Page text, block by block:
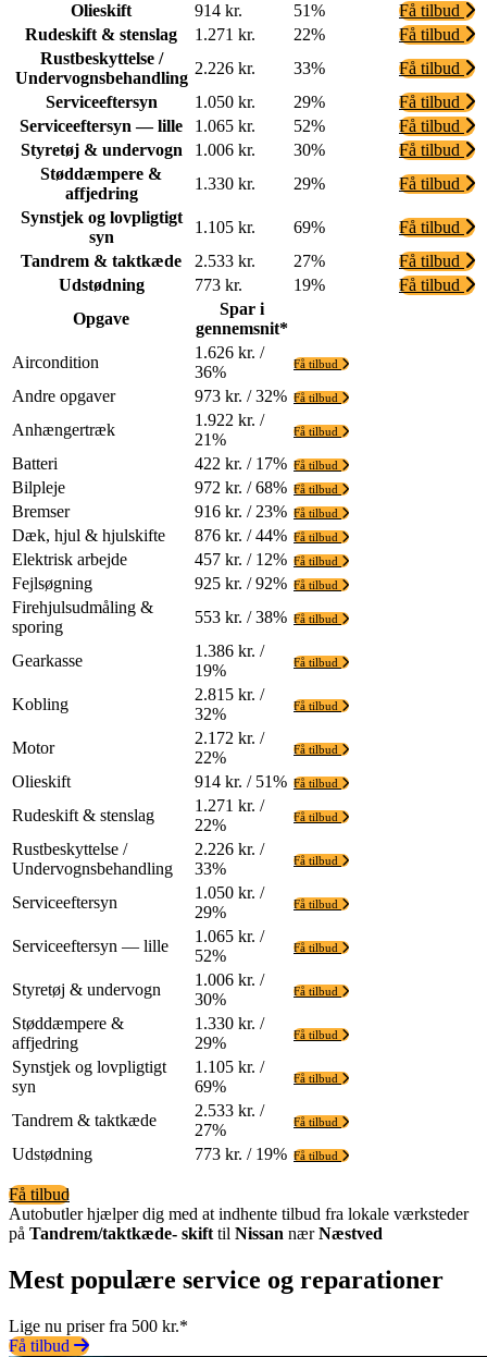
Olieskift
914 kr. 51%
Få tilbud
Rudeskift & stenslag
1.271 kr. 22%
Få tilbud
Rustbeskyttelse /
Undervognsbehandling
2.226 kr. 33%
Få tilbud
Serviceeftersyn
1.050 kr. 29%
Få tilbud
Serviceeftersyn — lille
1.065 kr. 52%
Få tilbud
Styretøj & undervogn
1.006 kr. 30%
Få tilbud
Støddæmpere &
affjedring
1.330 kr. 29%
Få tilbud
Synstjek og lovpligtigt
syn
1.105 kr. 69%
Få tilbud
Tandrem & taktkæde
2.533 kr. 27%
Få tilbud
Udstødning
773 kr. 19%
Få tilbud
Opgave
Spar i
gennemsnit*
Aircondition
1.626 kr. /
36%
Få tilbud
Andre opgaver 973 kr. / 32% Få tilbud
Anhængertræk
1.922 kr. /
21%
Få tilbud
Batteri 422 kr. / 17% Få tilbud
Bilpleje 972 kr. / 68% Få tilbud
Bremser 916 kr. / 23% Få tilbud
Dæk, hjul & hjulskifte 876 kr. / 44% Få tilbud
Elektrisk arbejde 457 kr. / 12% Få tilbud
Fejlsøgning 925 kr. / 92% Få tilbud
Firehjulsudmåling &
sporing
553 kr. / 38% Få tilbud
Gearkasse
1.386 kr. /
19%
Få tilbud
Kobling
2.815 kr. /
32%
Få tilbud
Motor
2.172 kr. /
22%
Få tilbud
Olieskift 914 kr. / 51% Få tilbud
Rudeskift & stenslag
1.271 kr. /
22%
Få tilbud
Rustbeskyttelse /
Undervognsbehandling
2.226 kr. /
33%
Få tilbud
Serviceeftersyn
1.050 kr. /
29%
Få tilbud
Serviceeftersyn — lille
1.065 kr. /
52%
Få tilbud
Styretøj & undervogn
1.006 kr. /
30%
Få tilbud
Støddæmpere &
affjedring
1.330 kr. /
29%
Få tilbud
Synstjek og lovpligtigt
syn
1.105 kr. /
69%
Få tilbud
Tandrem & taktkæde
2.533 kr. /
27%
Få tilbud
Udstødning 773 kr. / 19% Få tilbud
Få tilbud
Autobutler hjælper dig med at indhente tilbud fra lokale værksteder
på Tandrem/taktkæde- skifttil Nissan nærNæstved
Mest populære service og reparationer
Lige nu priser fra 500 kr.*
Få tilbud